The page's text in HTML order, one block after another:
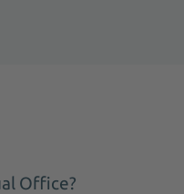
Office?